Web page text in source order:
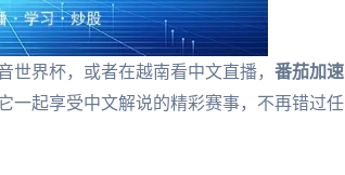
界杯，或者在越南看中文直播， 番茄加速
一起享受中文解说的精彩赛事，不再错过任